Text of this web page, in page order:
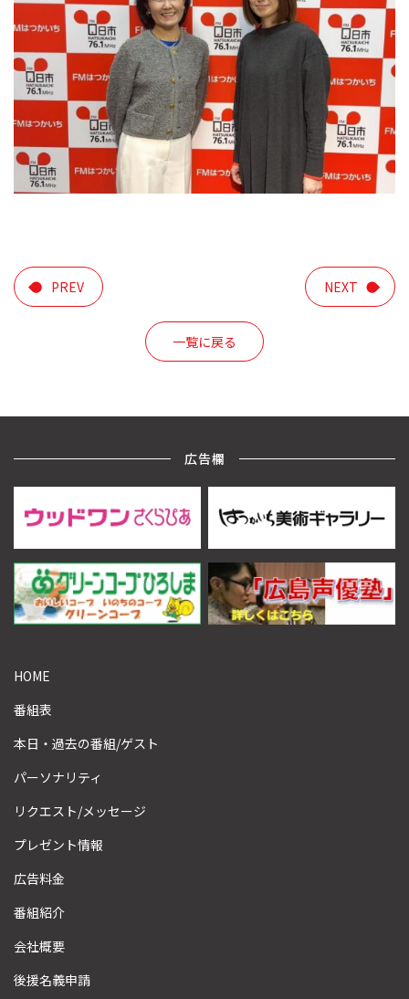
PREV
一覧に戻る
NEXT
広告欄
HOME
番組表
本日・過去の番組/ゲスト
パーソナリティ
リクエスト/メッセージ
プレゼント情報
広告料金
番組紹介
会社概要
後援名義申請